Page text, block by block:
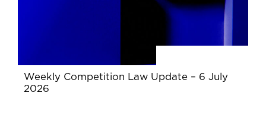
Weekly Competition Law Update – 6 July
2026